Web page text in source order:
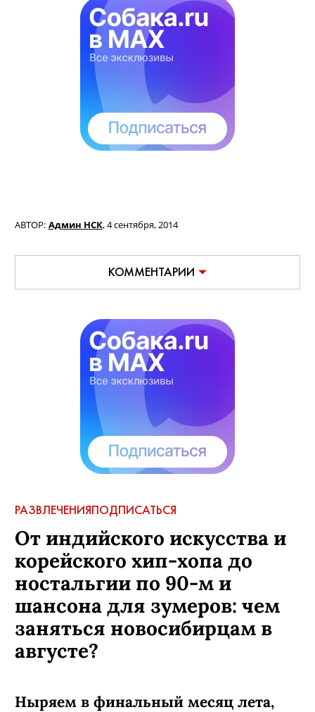
АВТОР: Админ НСК,4 сентября, 2014
КОММЕНТАРИИ
РАЗВЛЕЧЕНИЯПОДПИСАТЬСЯ
От индийского искусства и
корейского хип-хопа до
ностальгии по 90-м и
шансона для зумеров: чем
заняться новосибирцам в
августе?
Ныряем в финальный месяц лета,